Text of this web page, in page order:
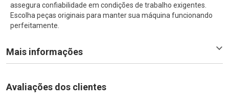
assegura confiabilidade em condições de trabalho exigentes.
Escolha peças originais para manter sua máquina funcionando
perfeitamente.
Mais informações
Avaliações dos clientes